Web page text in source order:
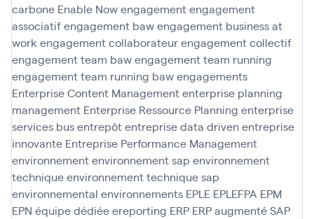
carbone Enable Nowengagementengagement
associatifengagement bawengagement business at
work engagement collaborateurengagement collectif
engagement team bawengagement team running
engagement team running bawengagements
Enterprise Content Managemententerprise planning
management Enterprise Ressource Planning enterprise
services busentrepôtentreprise data driven entreprise
innovante Entreprise Performance Management
environnementenvironnement sap environnement
techniqueenvironnement technique sap
environnemental environnements EPLE EPLEFPA EPM
EPN équipe dédiéeereporting ERP ERP augmenté SAP